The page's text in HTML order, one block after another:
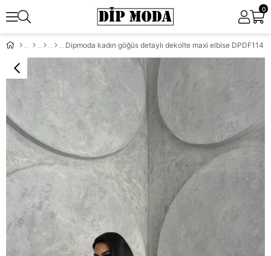
0
Dipmoda kadın göğüs detaylı dekolte maxi elbise DPDF114